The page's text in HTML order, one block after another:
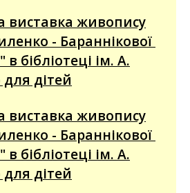
виставка живопису
- Бараннікової
бібліотеці ім. А.
дітей
виставка живопису
- Бараннікової
бібліотеці ім. А.
дітей